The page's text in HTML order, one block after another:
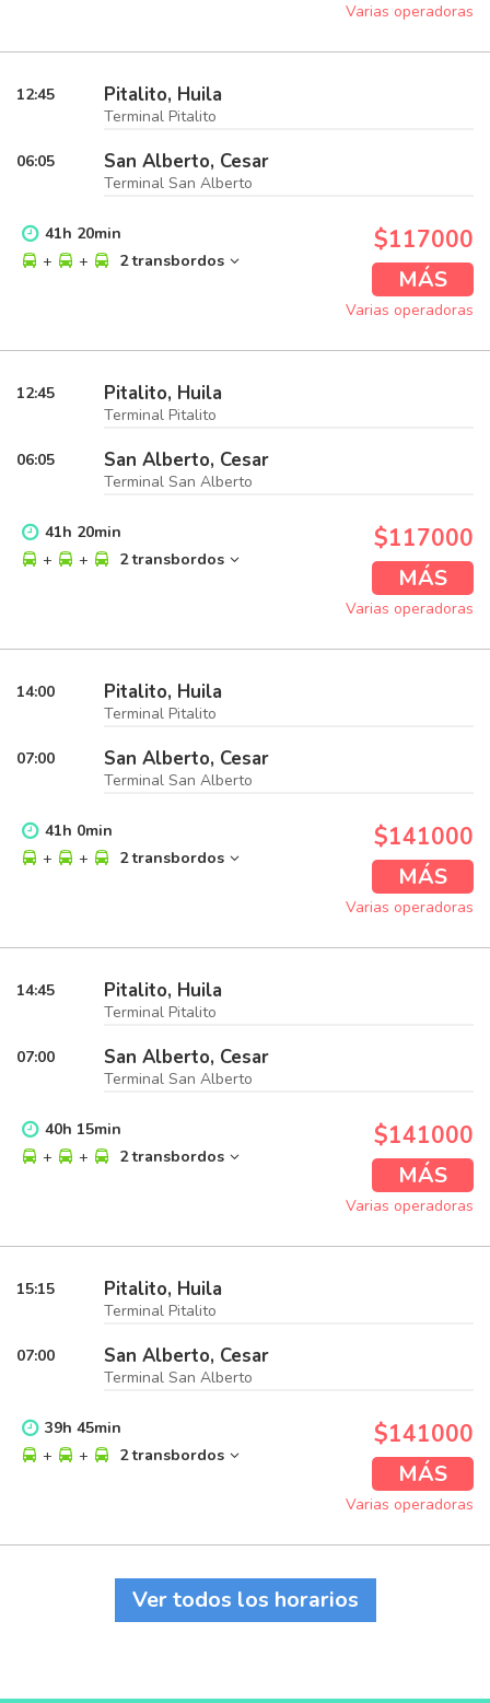
Varias operadoras
12:45 Pitalito, Huila
Terminal Pitalito
06:05 San Alberto, Cesar
Terminal San Alberto
41h 20min
+
+ 2 transbordos
$117000
MÁS
Varias operadoras
12:45 Pitalito, Huila
Terminal Pitalito
06:05 San Alberto, Cesar
Terminal San Alberto
41h 20min
+
+ 2 transbordos
$117000
MÁS
Varias operadoras
14:00 Pitalito, Huila
Terminal Pitalito
07:00 San Alberto, Cesar
Terminal San Alberto
41h 0min
+
+ 2 transbordos
$141000
MÁS
Varias operadoras
14:45 Pitalito, Huila
Terminal Pitalito
07:00 San Alberto, Cesar
Terminal San Alberto
40h 15min
+
+ 2 transbordos
$141000
MÁS
Varias operadoras
15:15 Pitalito, Huila
Terminal Pitalito
07:00 San Alberto, Cesar
Terminal San Alberto
39h 45min
+
+ 2 transbordos
$141000
MÁS
Varias operadoras
Ver todos los horarios